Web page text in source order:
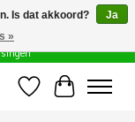
dienst &
Verlanglijst
Is dat akkoord?
Ja
»